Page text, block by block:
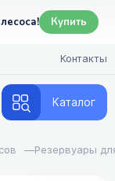
Купить
Контакты
Каталог
—Резервуары